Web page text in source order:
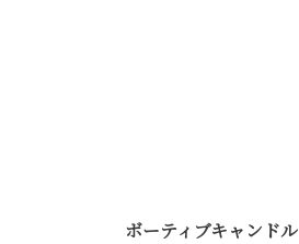
ボーティブキャンドル